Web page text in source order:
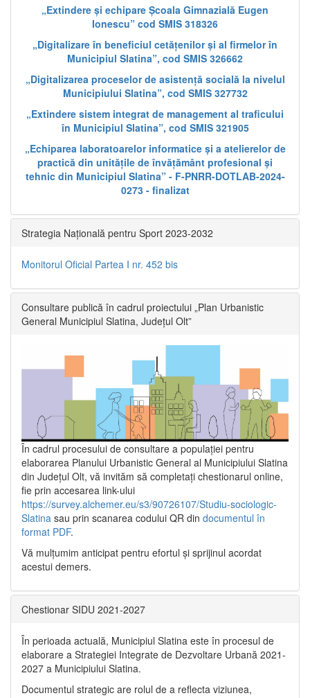
„Extindere și echipare Școala Gimnazială Eugen
Ionescu” cod SMIS 318326
„Digitalizare în beneficiul cetățenilor și al firmelor în
Municipiul Slatina”, cod SMIS 326662
„Digitalizarea proceselor de asistență socială la nivelul
Municipiului Slatina”, cod SMIS 327732
„Extindere sistem integrat de management al traficului
în Municipiul Slatina”, cod SMIS 321905
„Echiparea laboratoarelor informatice și a atelierelor de
practică din unitățile de învățământ profesional și
tehnic din Municipiul Slatina” - F-PNRR-DOTLAB-2024-
0273 - finalizat
Strategia Națională pentru Sport 2023-2032
Monitorul Oficial Partea I nr. 452 bis
Consultare publică în cadrul proiectului „Plan Urbanistic
General Municipiul Slatina, Județul Olt”
În cadrul procesului de consultare a populaţiei pentru
elaborarea Planului Urbanistic General al Municipiului Slatina
din Județul Olt, vă invităm să completați chestionarul online,
fie prin accesarea link-ului
https://survey.alchemer.eu/s3/90726107/Studiu-sociologic-
Slatina sau prin scanarea codului QR din documentul în
format PDF.
Vă mulţumim anticipat pentru efortul şi sprijinul acordat
acestui demers.
Chestionar SIDU 2021-2027
În perioada actuală, Municipiul Slatina este în procesul de
elaborare a Strategiei Integrate de Dezvoltare Urbană 2021‐
2027 a Municipiului Slatina.
Documentul strategic are rolul de a reflecta viziunea,